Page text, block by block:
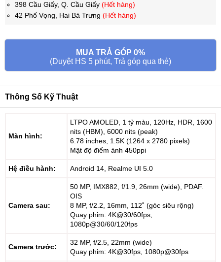
398 Cầu Giấy, Q. Cầu Giấy (Hết hàng)
42 Phố Vọng, Hai Bà Trưng (Hết hàng)
MUA TRẢ GÓP 0%
(Duyệt HS 5 phút, Trả góp qua thẻ)
Thông Số Kỹ Thuật
Màn hình:
LTPO AMOLED, 1 tỷ màu, 120Hz, HDR, 1600
nits (HBM), 6000 nits (peak)
6.78 inches, 1.5K (1264 x 2780 pixels)
Mật độ điểm ảnh 450ppi
Hệ điều hành: Android 14, Realme UI 5.0
Camera sau:
50 MP, IMX882, f/1.9, 26mm (wide), PDAF.
OIS
8 MP, f/2.2, 16mm, 112˚ (góc siêu rộng)
Quay phim: 4K@30/60fps,
1080p@30/60/120fps
Camera trước:
32 MP, f/2.5, 22mm (wide)
Quay phim: 4K@30fps, 1080p@30fps